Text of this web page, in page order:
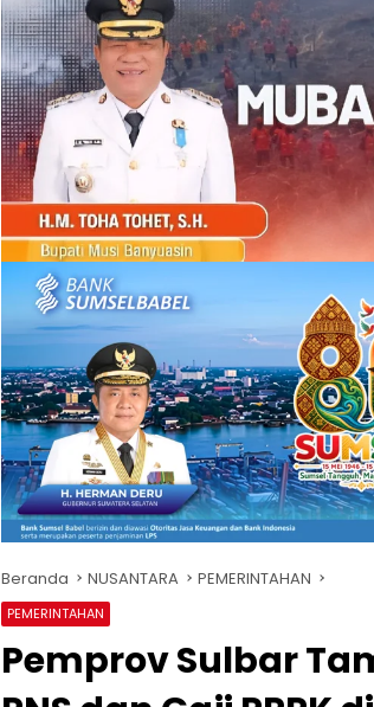
Beranda NUSANTARA PEMERINTAHAN
PEMERINTAHAN
Pemprov Sulbar